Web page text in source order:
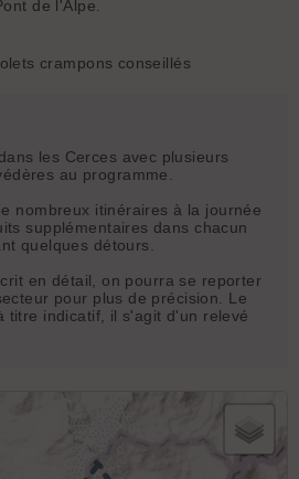
de l'Alpe.
crampons conseillés
les Cerces avec plusieurs
au programme.
nombreux itinéraires à la journée
supplémentaires dans chacun
quelques détours.
en détail, on pourra se reporter
pour plus de précision. Le
titre indicatif, il s'agit d'un relevé